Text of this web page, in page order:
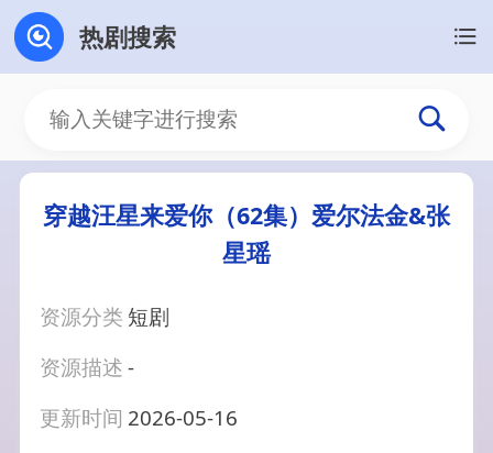
热剧搜索
穿越汪星来爱你（62集）爱尔法金&张
星瑶
资源分类 短剧
资源描述-
更新时间 2026-05-16